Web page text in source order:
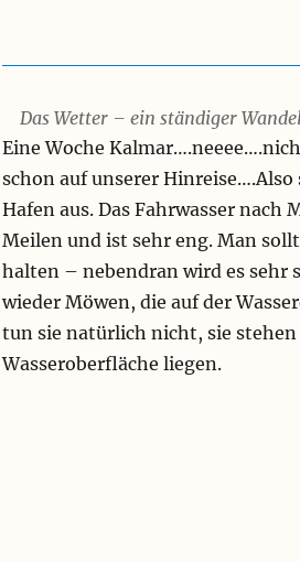
Das Wetter – ein ständiger Wandel
Eine Woche
schon auf unserer
Hafen aus. Das Fahrwasser nach
Meilen und ist sehr eng. Man
halten – nebendran wird es sehr
wieder Möwen, die auf der
tun sie natürlich nicht, sie
Wasseroberfläche liegen.